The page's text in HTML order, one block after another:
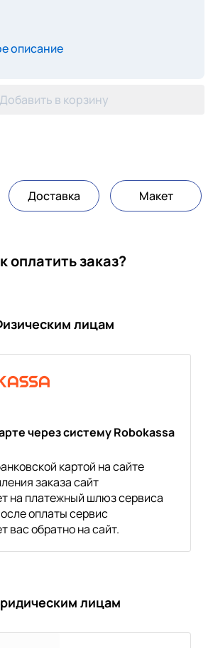
описание
Добавить в корзину
Доставка Макет
оплатить заказ?
лицам
через систему Robokassa
картой на сайте
заказа сайт
на платежный шлюз сервиса
оплаты сервис
вас обратно на сайт.
лицам